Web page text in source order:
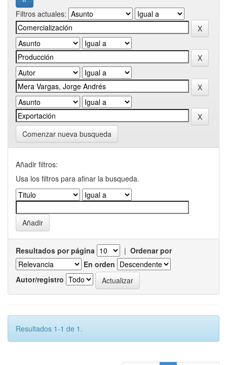
Filtros actuales:
Comenzar nueva busqueda
Añadir filtros:
Usa los filtros para afinar la busqueda.
Resultados por página | Ordenar por
En orden
Autor/registro
Resultados 1-1 de 1.